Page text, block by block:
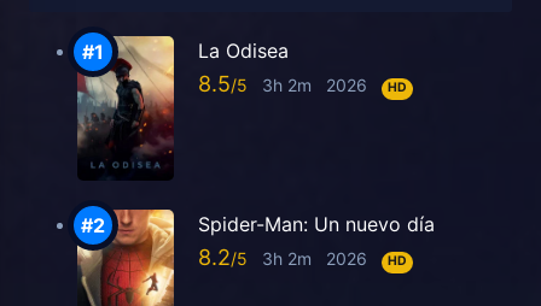
La Odisea
8.5 3h 2m 2026 HD
Spider-Man: Un nuevo día
8.2 3h 2m 2026 HD